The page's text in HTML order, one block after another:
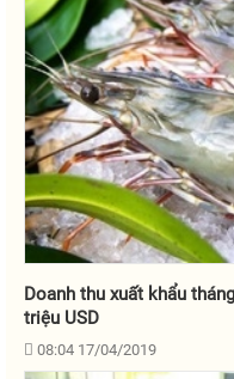
Doanh thu xuất khẩu
triệu USD
08:04 17/04/2019